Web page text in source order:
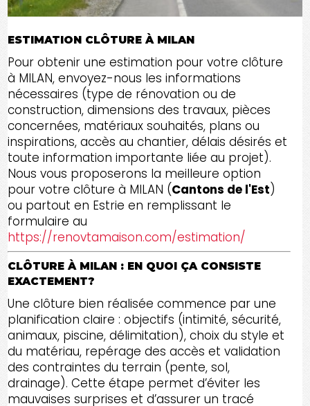
ESTIMATION CLÔTURE À MILAN
Pour obtenir une estimation pour votre clôture
à MILAN, envoyez-nous les informations
nécessaires (type de rénovation ou de
construction, dimensions des travaux, pièces
concernées, matériaux souhaités, plans ou
inspirations, accès au chantier, délais désirés et
toute information importante liée au projet).
Nous vous proposerons la meilleure option
pour votre clôture à MILAN (Cantons de l'Est)
ou partout en Estrie en remplissant le
formulaire au
https://renovtamaison.com/estimation/
CLÔTURE À MILAN : EN QUOI ÇA CONSISTE
EXACTEMENT?
Une clôture bien réalisée commence par une
planification claire : objectifs (intimité, sécurité,
animaux, piscine, délimitation), choix du style et
du matériau, repérage des accès et validation
des contraintes du terrain (pente, sol,
drainage). Cette étape permet d’éviter les
mauvaises surprises et d’assurer un tracé